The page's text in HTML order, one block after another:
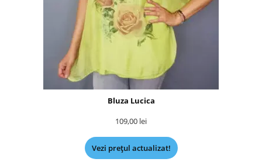
Bluza Lucica
109,00 lei
Vezi prețul actualizat!